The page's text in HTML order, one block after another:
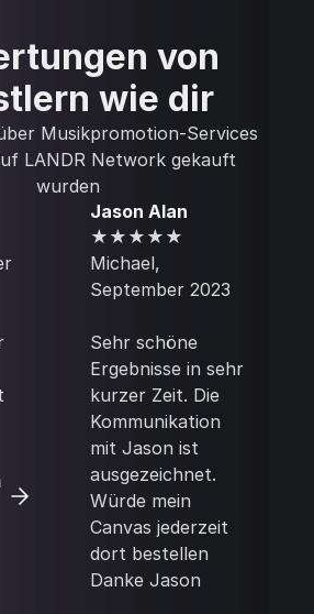
von
wie dir
Musikpromotion-Services
LANDR Network gekauft
wurden
Jason Alan
★★★★★‍
‍Michael,
September 2023
‍Sehr schöne
Ergebnisse in sehr
kurzer Zeit. Die
Kommunikation
mit Jason ist
ausgezeichnet.
Würde mein
Canvas jederzeit
dort bestellen
Danke Jason